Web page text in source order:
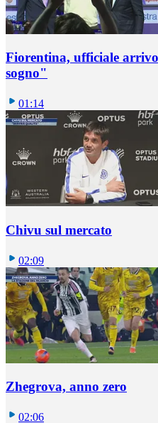
Fiorentina, ufficiale
sogno"
01:14
Chivu sul mercato
02:09
Zhegrova, anno zero
02:06